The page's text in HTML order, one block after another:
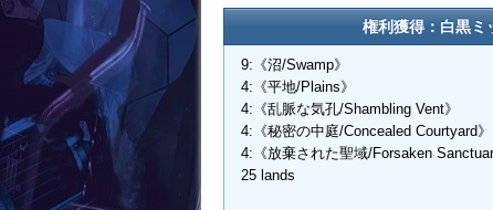
権利獲得：白黒
9:《沼/Swamp》
4:《平地/Plains》
4:《乱脈な気孔/Shambling Vent》
4:《秘密の中庭/Concealed Courtyard》
4:《放棄された聖域/Forsaken
25 lands